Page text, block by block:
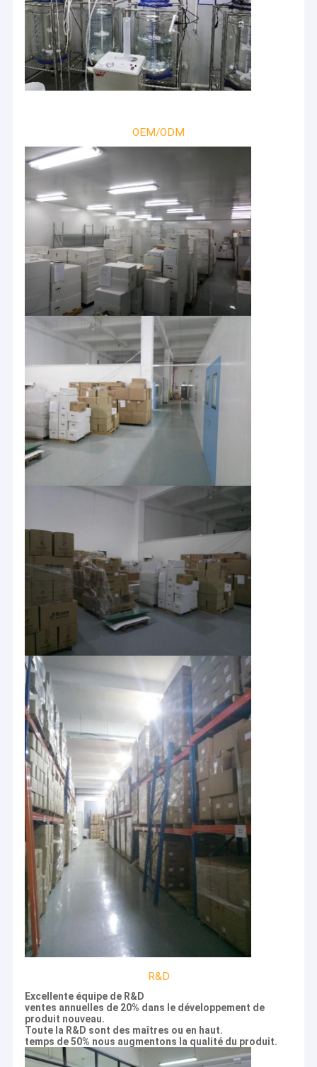
Produits
Vidéos
OEM/ODM
R&D
Excellente équipe de R&D
ventes annuelles de 20% dans le développement de
produit nouveau.
Toute la R&D sont des maîtres ou en haut.
temps de 50% nous augmentons la qualité du produit.
Le CASTOR a été fondé fin 2011, situé au parc industriel de
Suzhou. Le CASTOR combine biotechnologique avec le
nanotech comme stratégie de « jumeau-turbine » dans la
conception de produits. L'équipe de CASTOR se concentre sur la
technologie de nanoparticle et le développement de produit